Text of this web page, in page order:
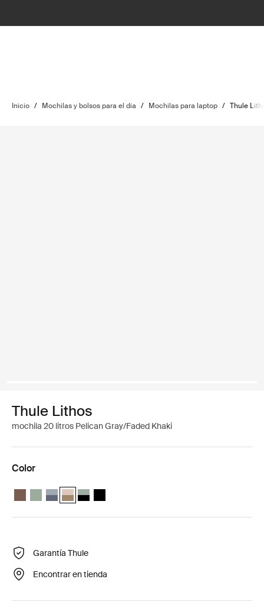
Inicio / Mochilas y bolsos para el día / Mochilas para laptop / Thule
Thule Lithos
mochila 20 litros Pelican Gray/Faded Khaki
Color
Thule Lithos backpack 20L Marrón tenue
Thule Lithos backpack 20L Verde suave
Thule Lithos backpack 20L Estanque/pizarra oscura
Thule Lithos backpack 20L Gris pelícano/caqui claro
Thule Lithos backpack 20L Agave/Negro
Thule Lithos backpack 20L Negro
Garantía Thule
Encontrar en tienda